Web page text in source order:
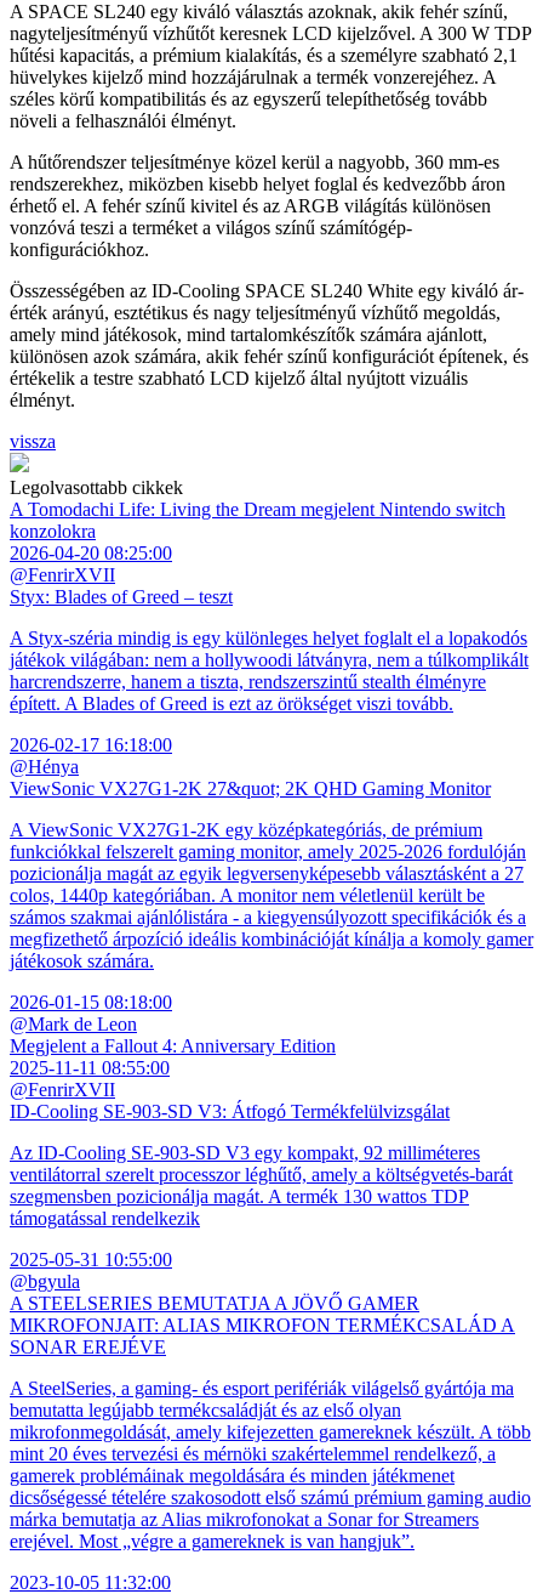
A SPACE SL240 egy kiváló választás azoknak, akik fehér színű,
nagyteljesítményű vízhűtőt keresnek LCD kijelzővel. A 300 W TDP
hűtési kapacitás, a prémium kialakítás, és a személyre szabható 2,1
hüvelykes kijelző mind hozzájárulnak a termék vonzerejéhez. A
széles körű kompatibilitás és az egyszerű telepíthetőség tovább
növeli a felhasználói élményt.
A hűtőrendszer teljesítménye közel kerül a nagyobb, 360 mm-es
rendszerekhez, miközben kisebb helyet foglal és kedvezőbb áron
érhető el. A fehér színű kivitel és az ARGB világítás különösen
vonzóvá teszi a terméket a világos színű számítógép-
konfigurációkhoz.
Összességében az ID-Cooling SPACE SL240 White egy kiváló ár-
érték arányú, esztétikus és nagy teljesítményű vízhűtő megoldás,
amely mind játékosok, mind tartalomkészítők számára ajánlott,
különösen azok számára, akik fehér színű konfigurációt építenek, és
értékelik a testre szabható LCD kijelző által nyújtott vizuális
élményt.
vissza
Legolvasottabb cikkek
A Tomodachi Life: Living the Dream megjelent Nintendo switch
konzolokra
2026-04-20 08:25:00
@FenrirXVII
Styx: Blades of Greed – teszt
A Styx-széria mindig is egy különleges helyet foglalt el a lopakodós
játékok világában: nem a hollywoodi látványra, nem a túlkomplikált
harcrendszerre, hanem a tiszta, rendszerszintű stealth élményre
épített. A Blades of Greed is ezt az örökséget viszi tovább.
2026-02-17 16:18:00
@Hénya
ViewSonic VX27G1-2K 27&quot; 2K QHD Gaming Monitor
A ViewSonic VX27G1-2K egy középkategóriás, de prémium
funkciókkal felszerelt gaming monitor, amely 2025-2026 fordulóján
pozicionálja magát az egyik legversenyképesebb választásként a 27
colos, 1440p kategóriában. A monitor nem véletlenül került be
számos szakmai ajánlólistára - a kiegyensúlyozott specifikációk és a
megfizethető árpozíció ideális kombinációját kínálja a komoly gamer
játékosok számára.
2026-01-15 08:18:00
@Mark de Leon
Megjelent a Fallout 4: Anniversary Edition
2025-11-11 08:55:00
@FenrirXVII
ID-Cooling SE-903-SD V3: Átfogó Termékfelülvizsgálat
Az ID-Cooling SE-903-SD V3 egy kompakt, 92 milliméteres
ventilátorral szerelt processzor léghűtő, amely a költségvetés-barát
szegmensben pozicionálja magát. A termék 130 wattos TDP
támogatással rendelkezik
2025-05-31 10:55:00
@bgyula
A STEELSERIES BEMUTATJA A JÖVŐ GAMER
MIKROFONJAIT: ALIAS MIKROFON TERMÉKCSALÁD A
SONAR EREJÉVE
A SteelSeries, a gaming- és esport perifériák világelső gyártója ma
bemutatta legújabb termékcsaládját és az első olyan
mikrofonmegoldását, amely kifejezetten gamereknek készült. A több
mint 20 éves tervezési és mérnöki szakértelemmel rendelkező, a
gamerek problémáinak megoldására és minden játékmenet
dicsőségessé tételére szakosodott első számú prémium gaming audio
márka bemutatja az Alias mikrofonokat a Sonar for Streamers
erejével. Most „végre a gamereknek is van hangjuk”.
2023-10-05 11:32:00